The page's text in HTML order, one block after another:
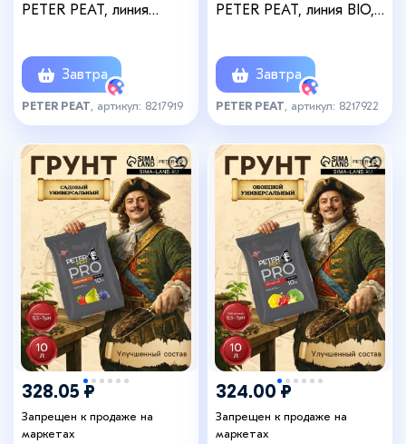
PETER PEAT, линия
Завтра
PETER PEAT , артикул: 8217919
PETER PEAT, линия BIO,
Завтра
PETER PEAT , артикул: 8217922
328.05 ₽
Запрещен к продаже на
маркетах
324.00 ₽
Запрещен к продаже на
маркетах